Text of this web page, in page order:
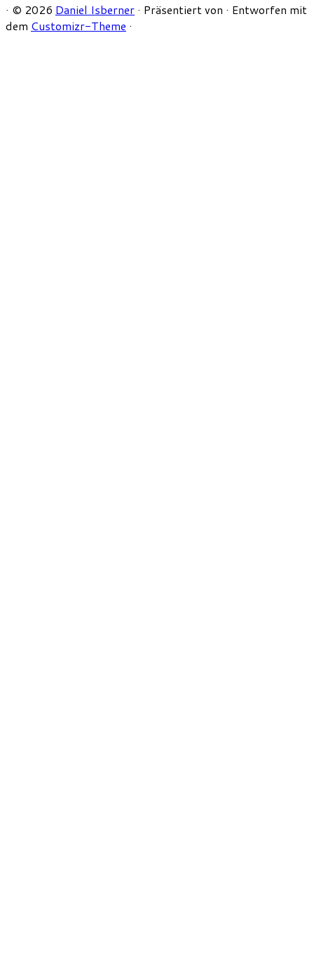
· © 2026 Daniel Isberner · Präsentiert von · Entworfen mit
dem Customizr-Theme ·